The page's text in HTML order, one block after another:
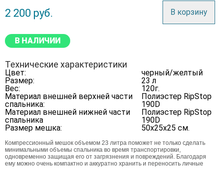
2 200 руб. В корзину
В НАЛИЧИИ
Технические характеристики
Цвет:
черный/желтый
Размер:
23 л
Вес:
120г.
Материал внешней верхней части
спальника:
Полиэстер RipStop
190D
Материал внешней нижней части
спальника
Полиэстер RipStop
190D
Размер мешка:
50x25х25 см.
Компрессионный мешок объемом 23 литра поможет не только сделать
минимальными объемы спальника во время транспортировки,
одновременно защищая его от загрязнения и повреждений. Благодаря
ему можно очень компактно и аккуратно хранить и переносить личные